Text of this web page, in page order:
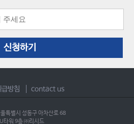
신청하기
방침 contact us
특별시 성동구 아차산로 68
타워 9층 ㈜리시드